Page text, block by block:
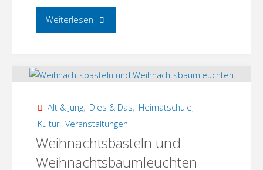
Weiterlesen "Spaß
herbstlichen
Alt & Jung, Dies & Das, Heimatschule,
Kultur, Veranstaltungen
Weihnachtsbasteln und
Weihnachtsbaumleuchten